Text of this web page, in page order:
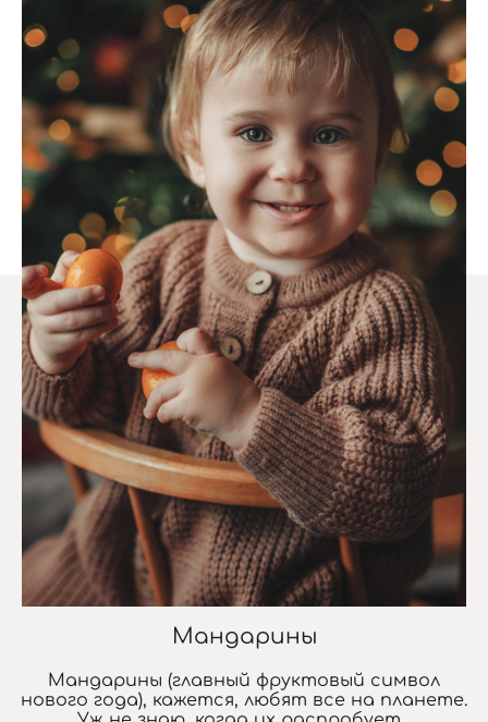
Мандарины
Мандарины (главный фруктовый символ
нового года), кажется, любят все на планете.